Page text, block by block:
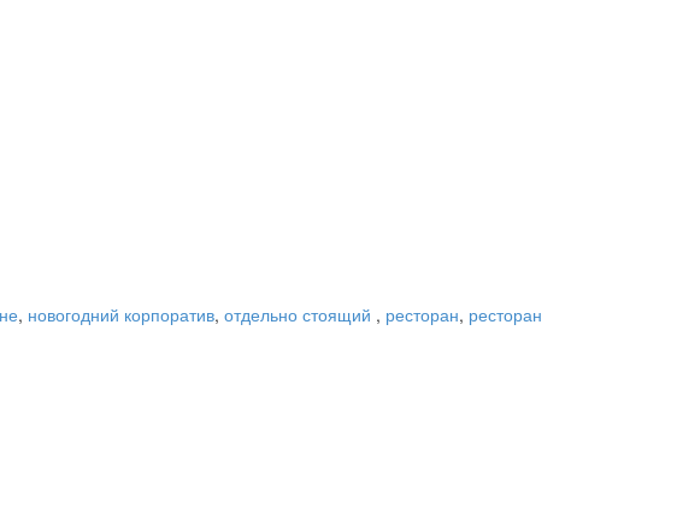
, новогодний корпоратив, отдельно стоящий , ресторан, ресторан